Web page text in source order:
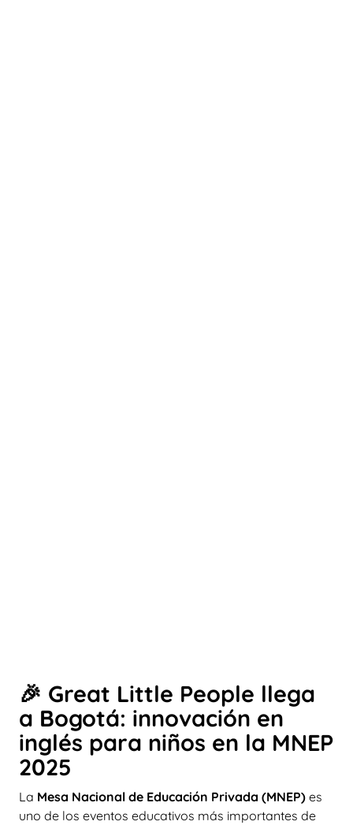
🎉 Great Little People llega
a Bogotá: innovación en
inglés para niños en la MNEP
2025
La Mesa Nacional de Educación Privada (MNEP) es
uno de los eventos educativos más importantes de